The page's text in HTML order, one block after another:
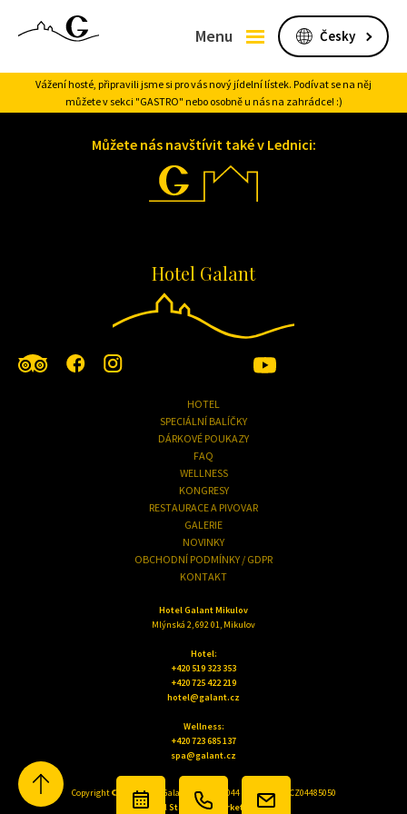
Menu
Vážení hosté, připravili jsme si pro vás nový jídelní lístek. Podívat se na něj
můžete v sekci "GASTRO" nebo osobně u nás na zahrádce! :)
[pdf_viewer]
pdf_viewer
hotel@galant.cz
Můžete nás navštívit také v Lednici:
Hotel Galant
HOTEL
SPECIÁLNÍ BALÍČKY
DÁRKOVÉ POUKAZY
FAQ
WELLNESS
KONGRESY
RESTAURACE A PIVOVAR
GALERIE
NOVINKY
OBCHODNÍ PODMÍNKY / GDPR
KONTAKT
Hotel Galant Mikulov
Mlýnská 2, 692 01, Mikulov
Hotel:
+420 519 323 353
+420 725 422 219
hotel@galant.cz
Wellness:
+420 723 685 137
spa@galant.cz
Copyright © 2022 Hotel Galant s.r.o. - IČ: 044 85 050 - DIČ: CZ04485050
VytvořilStanovskýmarketing.cz